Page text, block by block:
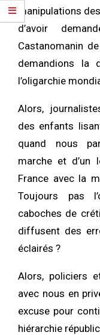
manipulations
d’avoir
Castanomanin
demandions la
l’oligarchie
Alors,
des enfants
quand nous
marche et d’un
France avec la
Toujours pas
caboches de
diffusent des
éclairés ?
Alors, policiers
avec nous en
excuse pour
hiérarchie